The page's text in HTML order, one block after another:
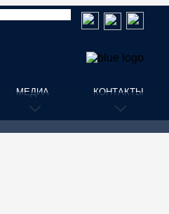
МЕДИА КОНТАКТЫ